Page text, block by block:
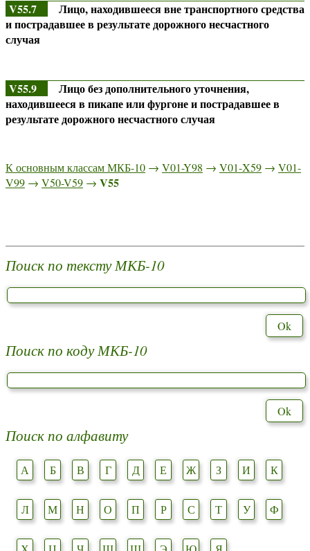
V55.7
Лицо, находившееся вне транспортного средства
и пострадавшее в результате дорожного несчастного
случая
V55.9
Лицо без дополнительного уточнения,
находившееся в пикапе или фургоне и пострадавшее в
результате дорожного несчастного случая
К основным классам МКБ-10 → V01-Y98 → V01-X59 → V01-
V99 → V50-V59 → V55
Поиск по тексту МКБ-10
Поиск по коду МКБ-10
Поиск по алфавиту
А Б В Г Д Е Ж З И К
Л М Н О П Р С Т У Ф